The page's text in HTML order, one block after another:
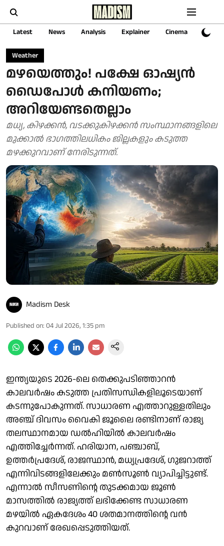
Latest News Analysis Explainer Cinema Sports
Weather
മഴയെത്തും! പക്ഷേ ഓഷ്യന്‍
ഡൈപോള്‍ കനിയണം;
അറിയേണ്ടതെല്ലാം
മധ്യ, കിഴക്കന്‍, വടക്കുകിഴക്കന്‍ സംസ്ഥാനങ്ങളിലെ
മുക്കാല്‍ ഭാഗത്തിലധികം ജില്ലകളും കടുത്ത
മഴക്കുറവാണ് നേരിടുന്നത്.
Madism Desk
Published on: 04 Jul 2026, 1:35 pm
ഇന്ത്യയുടെ 2026-ലെ തെക്കുപടിഞ്ഞാറന്‍
കാലവര്‍ഷം കടുത്ത പ്രതിസന്ധികളിലൂടെയാണ്
കടന്നുപോകുന്നത്. സാധാരണ എത്താറുള്ളതിലും
അഞ്ച് ദിവസം വൈകി ജൂലൈ രണ്ടിനാണ് രാജ്യ
തലസ്ഥാനമായ ഡല്‍ഹിയില്‍ കാലവര്‍ഷം
എത്തിച്ചേര്‍ന്നത്. ഹരിയാന, പഞ്ചാബ്,
ഉത്തര്‍പ്രദേശ്, രാജസ്ഥാന്‍, മധ്യപ്രദേശ്, ഗുജറാത്ത്
എന്നിവിടങ്ങളിലേക്കും മണ്‍സൂണ്‍ വ്യാപിച്ചിട്ടുണ്ട്.
എന്നാല്‍ സീസണിന്റെ തുടക്കമായ ജൂണ്‍
മാസത്തില്‍ രാജ്യത്ത് ലഭിക്കേണ്ട സാധാരണ
മഴയില്‍ ഏകദേശം 40 ശതമാനത്തിന്റെ വന്‍
കുറവാണ് രേഖപ്പെടുത്തിയത്.